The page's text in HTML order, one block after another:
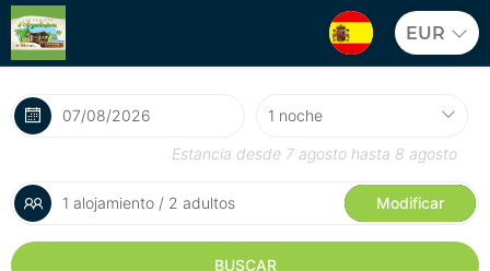
EUR
Estancia desde 7 agosto hasta 8 agosto
1 alojamiento / 2 adultos Modificar